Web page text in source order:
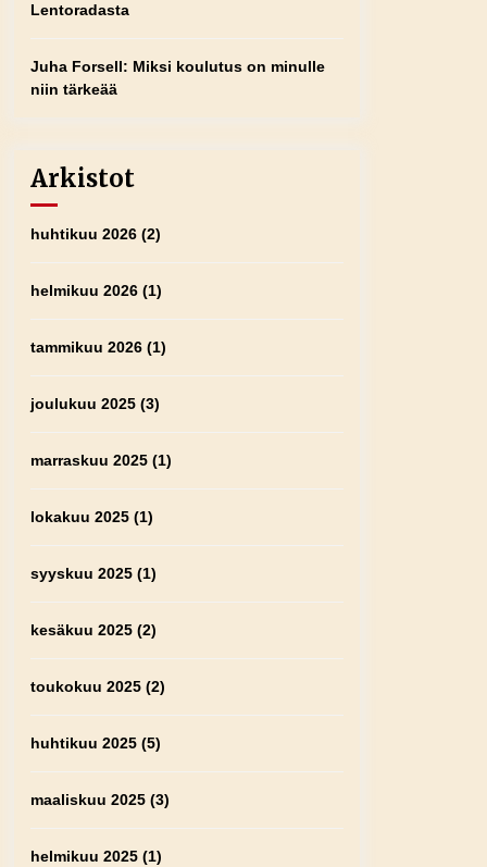
Lentoradasta
Juha Forsell: Miksi koulutus on minulle
niin tärkeää
Arkistot
huhtikuu 2026 (2)
helmikuu 2026 (1)
tammikuu 2026 (1)
joulukuu 2025 (3)
marraskuu 2025 (1)
lokakuu 2025 (1)
syyskuu 2025 (1)
kesäkuu 2025 (2)
toukokuu 2025 (2)
huhtikuu 2025 (5)
maaliskuu 2025 (3)
helmikuu 2025 (1)